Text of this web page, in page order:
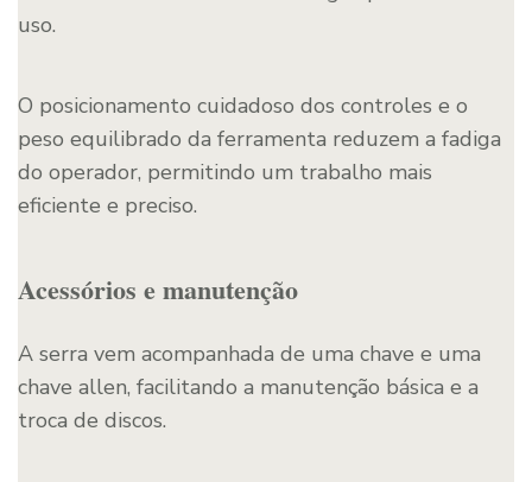
uso.
O posicionamento cuidadoso dos controles e o
peso equilibrado da ferramenta reduzem a fadiga
do operador, permitindo um trabalho mais
eficiente e preciso.
Acessórios e manutenção
A serra vem acompanhada de uma chave e uma
chave allen, facilitando a manutenção básica e a
troca de discos.